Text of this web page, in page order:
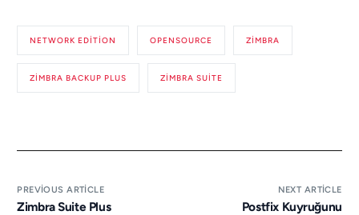
NETWORK EDITION OPENSOURCE ZIMBRA
ZIMBRA BACKUP PLUS ZIMBRA SUITE
PREVIOUS ARTICLE
Zimbra Suite Plus
NEXT ARTICLE
Postfix Kuyruğunu